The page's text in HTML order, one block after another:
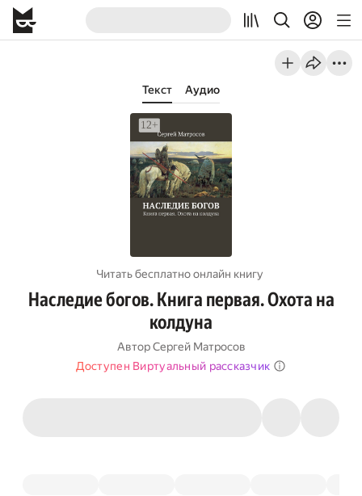
Текст Аудио
Читать бесплатно онлайн книгу
Наследие богов. Книга первая. Охота на
колдуна
Автор Сергей Матросов
Доступен Виртуальный рассказчик